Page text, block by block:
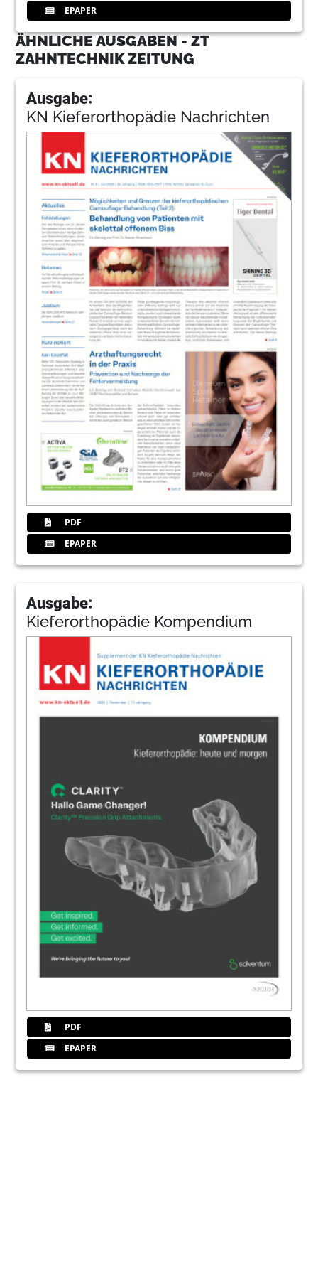
EPAPER
ÄHNLICHE AUSGABEN - ZT
ZAHNTECHNIK ZEITUNG
Ausgabe:
KN Kieferorthopädie Nachrichten
PDF
EPAPER
Ausgabe:
Kieferorthopädie Kompendium
PDF
EPAPER